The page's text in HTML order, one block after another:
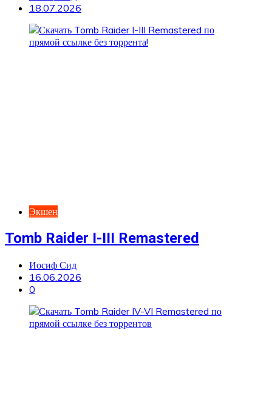
18.07.2026
Экшен
Tomb Raider I-III Remastered
Иосиф Сид
16.06.2026
0